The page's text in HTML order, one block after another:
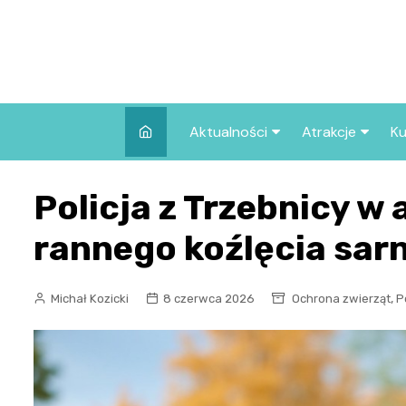
Aktualności
Wszystkie wpisy
Atrakcje
we Wrocławiu
Co warto
Wrocławiu?
Policja z Trzebnicy w
rannego koźlęcia
Michał Kozicki 8 czerwca 2026 Ochrona zwierząt,